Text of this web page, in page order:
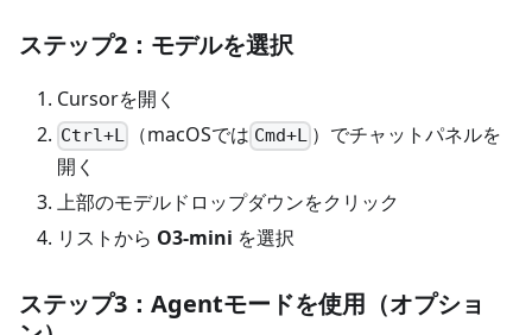
ステップ2：モデルを選択
Cursorを開く
Ctrl+L （macOSでは Cmd+L）でチャットパネルを
開く
上部のモデルドロップダウンをクリック
リストから O3-mini を選択
ステップ3：Agentモードを使用（オプショ